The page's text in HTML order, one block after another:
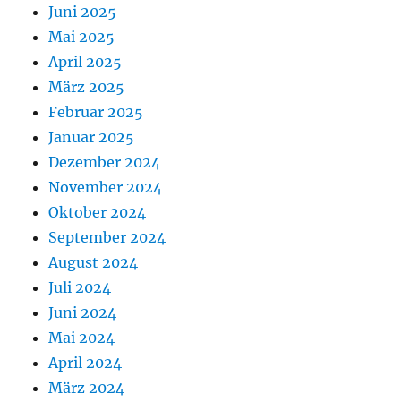
Juni 2025
Mai 2025
April 2025
März 2025
Februar 2025
Januar 2025
Dezember 2024
November 2024
Oktober 2024
September 2024
August 2024
Juli 2024
Juni 2024
Mai 2024
April 2024
März 2024